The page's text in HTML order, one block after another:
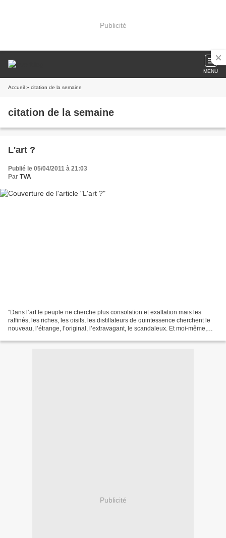
Publicité
MENU
Accueil » citation de la semaine
citation de la semaine
L'art ?
Publié le 05/04/2011 à 21:03
Par TVA
“Dans l’art le peuple ne cherche plus consolation et exaltation mais les
raffinés, les riches, les oisifs, les distillateurs de quintessence cherchent le
nouveau, l’étrange, l’original, l’extravagant, le scandaleux. Et moi-même,
Publicité